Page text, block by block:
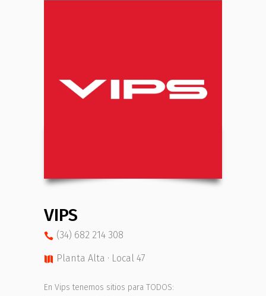
VIPS
(34) 682 214 308
Planta Alta · Local 47
En Vips tenemos sitios para TODOS: